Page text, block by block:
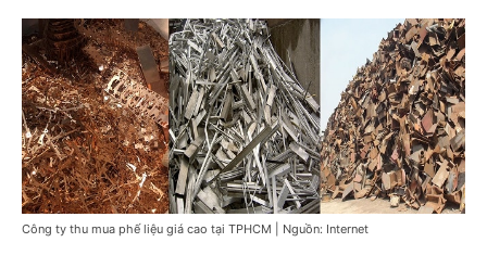
Công ty thu mua phế liệu giá cao tại TPHCM | Nguồn: Internet